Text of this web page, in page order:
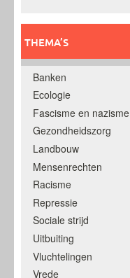
THEMA’S
Banken
Ecologie
Fascisme en nazisme
Gezondheidszorg
Landbouw
Mensenrechten
Racisme
Repressie
Sociale strijd
Uitbuiting
Vluchtelingen
Vrede